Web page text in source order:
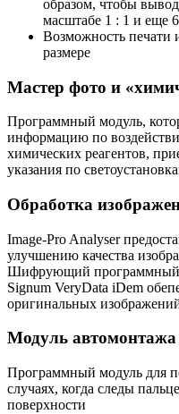
образом, чтобы
масштабе 1 : 1 и еще
Возможность печати
размере
Мастер фото и
Программный модуль,
информацию по
химических реагентов,
указания по
Обработка
Image-Pro Analyser
улучшению качества
Шифрующий программный
Signum VeryData iDem
оригинальных
Модуль автомонтажа
Программный модуль для
случаях, когда следы
поверхности